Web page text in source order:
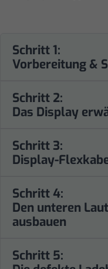
Schritt 1:
Vorbereitung &
Schritt 2:
Das Display
Schritt 3:
Display-
Schritt 4:
Den unteren
ausbauen
Schritt 5: